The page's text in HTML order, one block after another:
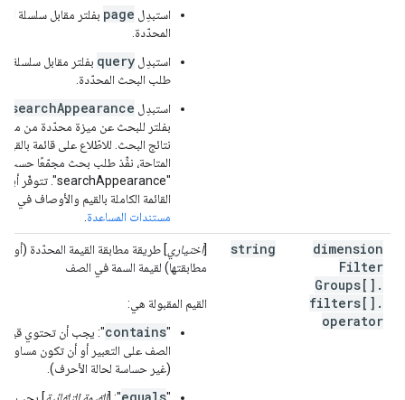
استبدِل page
المحدّدة.
استبدِل query بفلتر مقابل سلسلة
طلب البحث المحدّدة.
استبدِل searchAppearance
بفلتر للبحث عن ميزة محدّدة من
نتائج البحث. للاطّلاع على قائمة بالقيم
المتاحة، نفِّذ طلب بحث مجمّعًا حسب
"searchAppearance". تتوفّر أيضًا
القائمة الكاملة بالقيم والأوصاف في
مستندات المساعدة
dimension
Filter
Groups[] .
filters[] .
operator
string
[اختياري ] طريقة مطابقة القيمة المحدّدة (أو
مطابقتها) لقيمة السمة في الصف
القيم المقبولة هي:
"
contains": يجب أن تحتوي قيمة
الصف على التعبير أو أن تكون مساوية
(غير حساسة لحالة الأحرف).